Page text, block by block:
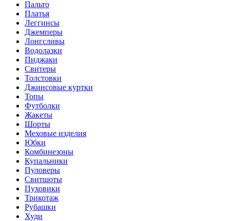
Пальто
Платья
Леггинсы
Джемперы
Лонгсливы
Водолазки
Пиджаки
Свитеры
Толстовки
Джинсовые куртки
Топы
Футболки
Жакеты
Шорты
Меховые изделия
Юбки
Комбинезоны
Купальники
Пуловеры
Свитшоты
Пуховики
Трикотаж
Рубашки
Худи